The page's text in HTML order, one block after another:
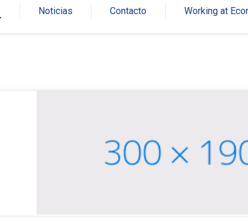
Noticias Contacto Working at